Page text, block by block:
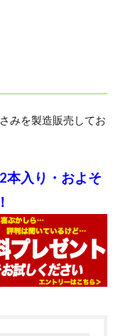
みを製造販売してお
本入り・およそ